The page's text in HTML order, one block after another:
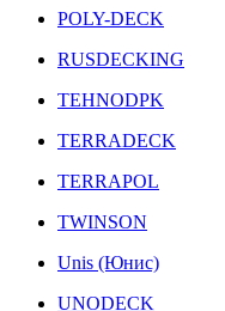
POLY-DECK
RUSDECKING
TEHNODPK
TERRADECK
TERRAPOL
TWINSON
Unis (Юнис)
UNODECK